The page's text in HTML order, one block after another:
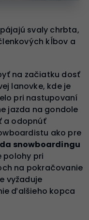
svaly chrbta,
kĺbov a
na začiatku dosť
lanovke, kde je
pri nastupovaní
jazda na gondole
a odopnúť
ako pre
snowboardingu
polohy pri
na pokračovanie
vyžaduje
ďalšieho kopca